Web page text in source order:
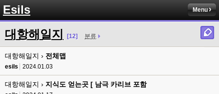
Esils Menu
대항해일지 [12] 분류
대항해일지 › 전체맵
esils 2024.01.03
대항해일지 › 지식도 얻는곳 [ 남극 카리브 포함
esils 00:13
솔직히 적응이 xe1이다보니깐 라이믹스는 비슷하면서 틀리니 적응이 안되요
ㅋ
그렇다고 코어랑 모듈 전부 마개조해버릴려니 난중 또 공식버전 올라오면 답
없을꺼같아서 ;;
esils